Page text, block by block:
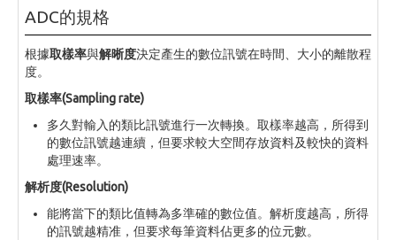
ADC的規格
根據取樣率與解晰度決定產生的數位訊號在時間、大小的離散程
度。
取樣率(Sampling rate)
多久對輸入的類比訊號進行一次轉換。取樣率越高，所得到
的數位訊號越連續，但要求較大空間存放資料及較快的資料
處理速率。
解析度(Resolution)
能將當下的類比值轉為多準確的數位值。解析度越高，所得
的訊號越精准，但要求每筆資料佔更多的位元數。